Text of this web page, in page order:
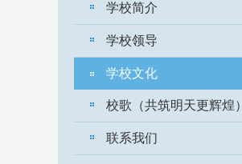
学校简介
学校领导
学校文化
校歌（共筑明天更辉煌）
联系我们